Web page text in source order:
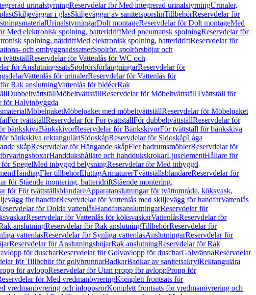
urinalstyrningReservdelar för Med integrerad urinalstyrningUrinaler,
Skiljeväggar i glasSkiljeväggar av sanitetsporslinTillbehörReservdelar för
UrinalstyrningarDolt montageReservdelar för Dolt montageMed
Med elektronisk spolning, batteridriftMed pneumatisk spolningReservdelar för
spolning, nätdriftMed elektronisk spolning, batteridriftReservdelar för
och ombyggnadssatserSpolrör, spolrörsböjar och
tvättställReservdelar för Vattenlås för WC och
för AnslutningssatsSpolrörsförlängningarReservdelar för
Vattenlås för urinalerReservdelar för Vattenlås för
Rak anslutningVattenlås för bidéerRak
DubbeltvättställMöbeltvättställReservdelar för MöbeltvättställTvättställ för
för Halvinbyggda
MöbelpaketMöbelpaket med möbeltvättställReservdelar för Möbelpaket
För tvättställReservdelar för För tvättställFör dubbeltvättställReservdelar för
bänkskivaBänkskivorReservdelar för BänkskivorFör tvättställ för bänkskiva
bänkskiva rektangulärtSidoskåpReservdelar för SidoskåpLåga
skåpReservdelar för Hängande skåpFler badrumsmöblerReservdelar för
Handdukshållare och handdukskrokarLjuselementHållare för
SpegelMed inbyggd belysningReservdelar för Med inbyggd
HandtagFler tillbehörEluttagArmaturerTvättställsblandareReservdelar för
för Stående montering, batteridriftStående montering,
för För tvättställsblandareApparatanslutningar för tvättområde, köksvask,
för handfatReservdelar för Vattenlås med skiljevägg för handfatVattenlås
för Dolda vattenlåsHandfatsanslutningarReservdelar för
Reservdelar för Vattenlås för köksvaskarVattenlåsReservdelar för
anslutningReservdelar för Rak anslutningTillbehörReservdelar för
vattenlåsReservdelar för Synliga vattenlåsAnslutningarReservdelar för
Reservdelar för AnslutningsböjarRak anslutningReservdelar för Rak
för duscharReservdelar för Golvavlopp för duscharGolvrännaReservdelar
för Tillbehör för golvbrunnarBadkarBadkar av sanitetsakrylRektangulära
för avloppReservdelar för Utan propp för avloppPropp för
för Med vredmanövreringKomplett frontsats för
vredmanövrering och inloppsrörKomplett frontsats för vredmanövrering och